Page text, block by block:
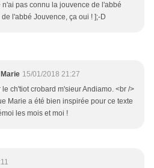
n'ai pas connu la jouvence de l'abbé
l'abbé Jouvence, ça oui ! ];-D
15/01/2018 21:27
le ch'tiot crobard m'sieur Andiamo. <br />
Marie a été bien inspirée pour ce texte
les mois et moi !